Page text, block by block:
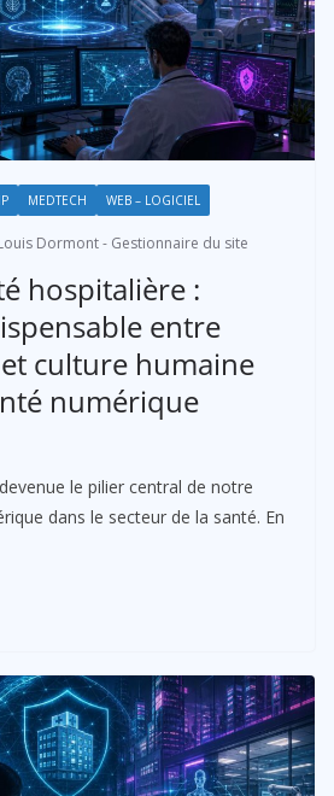
MEDTECH WEB – LOGICIEL
Dormont - Gestionnaire du site
hospitalière :
entre
culture humaine
numérique
le pilier central de notre
dans le secteur de la santé. En